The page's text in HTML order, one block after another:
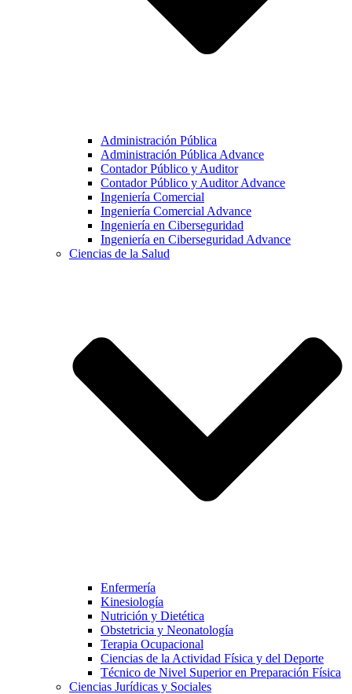
Administración Pública
Administración Pública Advance
Contador Público y Auditor
Contador Público y Auditor Advance
Ingeniería Comercial
Ingeniería Comercial Advance
Ingeniería en Ciberseguridad
Ingeniería en Ciberseguridad Advance
Ciencias de la Salud
Enfermería
Kinesiología
Nutrición y Dietética
Obstetricia y Neonatología
Terapia Ocupacional
Ciencias de la Actividad Física y del Deporte
Técnico de Nivel Superior en Preparación Física
Ciencias Jurídicas y Sociales